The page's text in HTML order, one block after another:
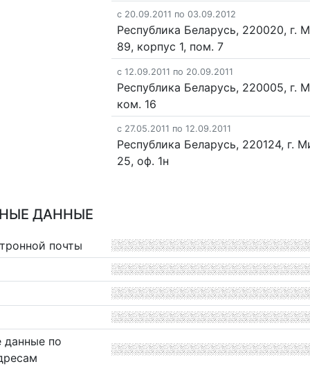
c 20.09.2011 по 03.09.2012
Республика Беларусь, 220020, г.
89, корпус 1, пом. 7
c 12.09.2011 по 20.09.2011
Республика Беларусь, 220005, г.
ком. 16
c 27.05.2011 по 12.09.2011
Республика Беларусь, 220124, г.
25, оф. 1н
ДАННЫЕ
почты
данные по